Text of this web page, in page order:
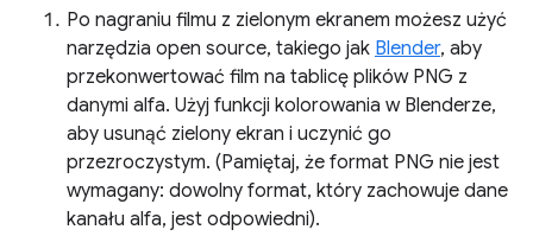
Po nagraniu filmu z zielonym ekranem możesz użyć
narzędzia open source, takiego jak Blender, aby
przekonwertować film na tablicę plików PNG z
danymi alfa. Użyj funkcji kolorowania w Blenderze,
aby usunąć zielony ekran i uczynić go
przezroczystym. (Pamiętaj, że format PNG nie jest
wymagany: dowolny format, który zachowuje dane
kanału alfa, jest odpowiedni).